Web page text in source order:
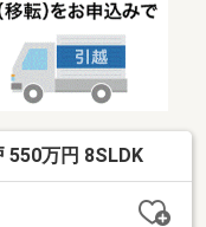
550万円 8SLDK